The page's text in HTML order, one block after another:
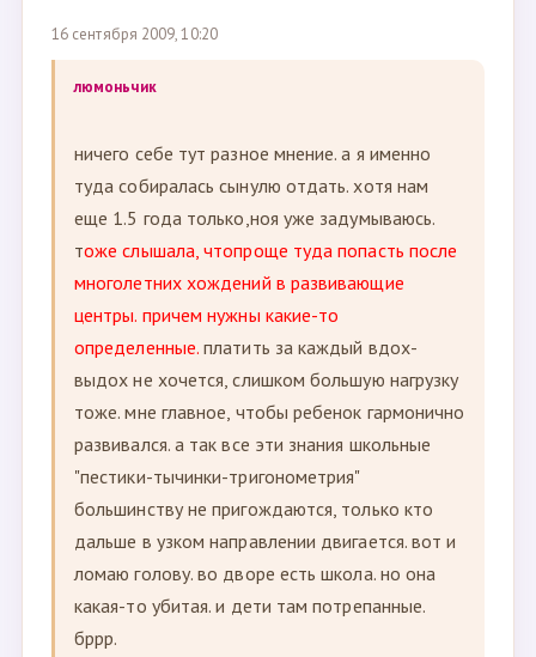
16 сентября 2009, 10:20
люмоньчик
ничего себе тут разное мнение. а я именно
туда собиралась сынулю отдать. хотя нам
еще 1.5 года только,ноя уже задумываюсь.
тоже слышала, чтопроще туда попасть после
многолетних хождений в развивающие
центры. причем нужны какие-то
определенные. платить за каждый вдох-
выдох не хочется, слишком большую нагрузку
тоже. мне главное, чтобы ребенок гармонично
развивался. а так все эти знания школьные
"пестики-тычинки-тригонометрия"
большинству не пригождаются, только кто
дальше в узком направлении двигается. вот и
ломаю голову. во дворе есть школа. но она
какая-то убитая. и дети там потрепанные.
бррр.